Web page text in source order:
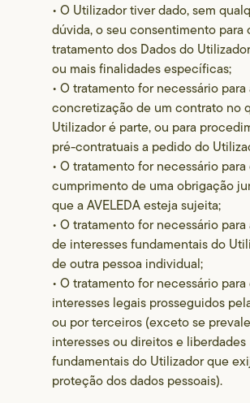
• O Utilizador tiver dado, sem
dúvida, o seu consentimento para
tratamento dos Dados do
ou mais finalidades específicas;
• O tratamento for necessário para
concretização de um contrato no
Utilizador é parte, ou para
pré-contratuais a pedido do
• O tratamento for necessário para
cumprimento de uma obrigação
que a AVELEDA esteja sujeita;
• O tratamento for necessário para
de interesses fundamentais do
de outra pessoa individual;
• O tratamento for necessário
interesses legais prosseguidos
ou por terceiros (exceto se
interesses ou direitos e liberdades
fundamentais do Utilizador que
proteção dos dados pessoais).